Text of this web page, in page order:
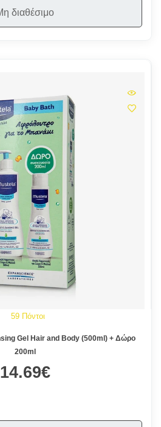
διαθέσιμο
59 Πόντοι
Gel Hair and Body (500ml) + Δώρο
200ml
14.69€